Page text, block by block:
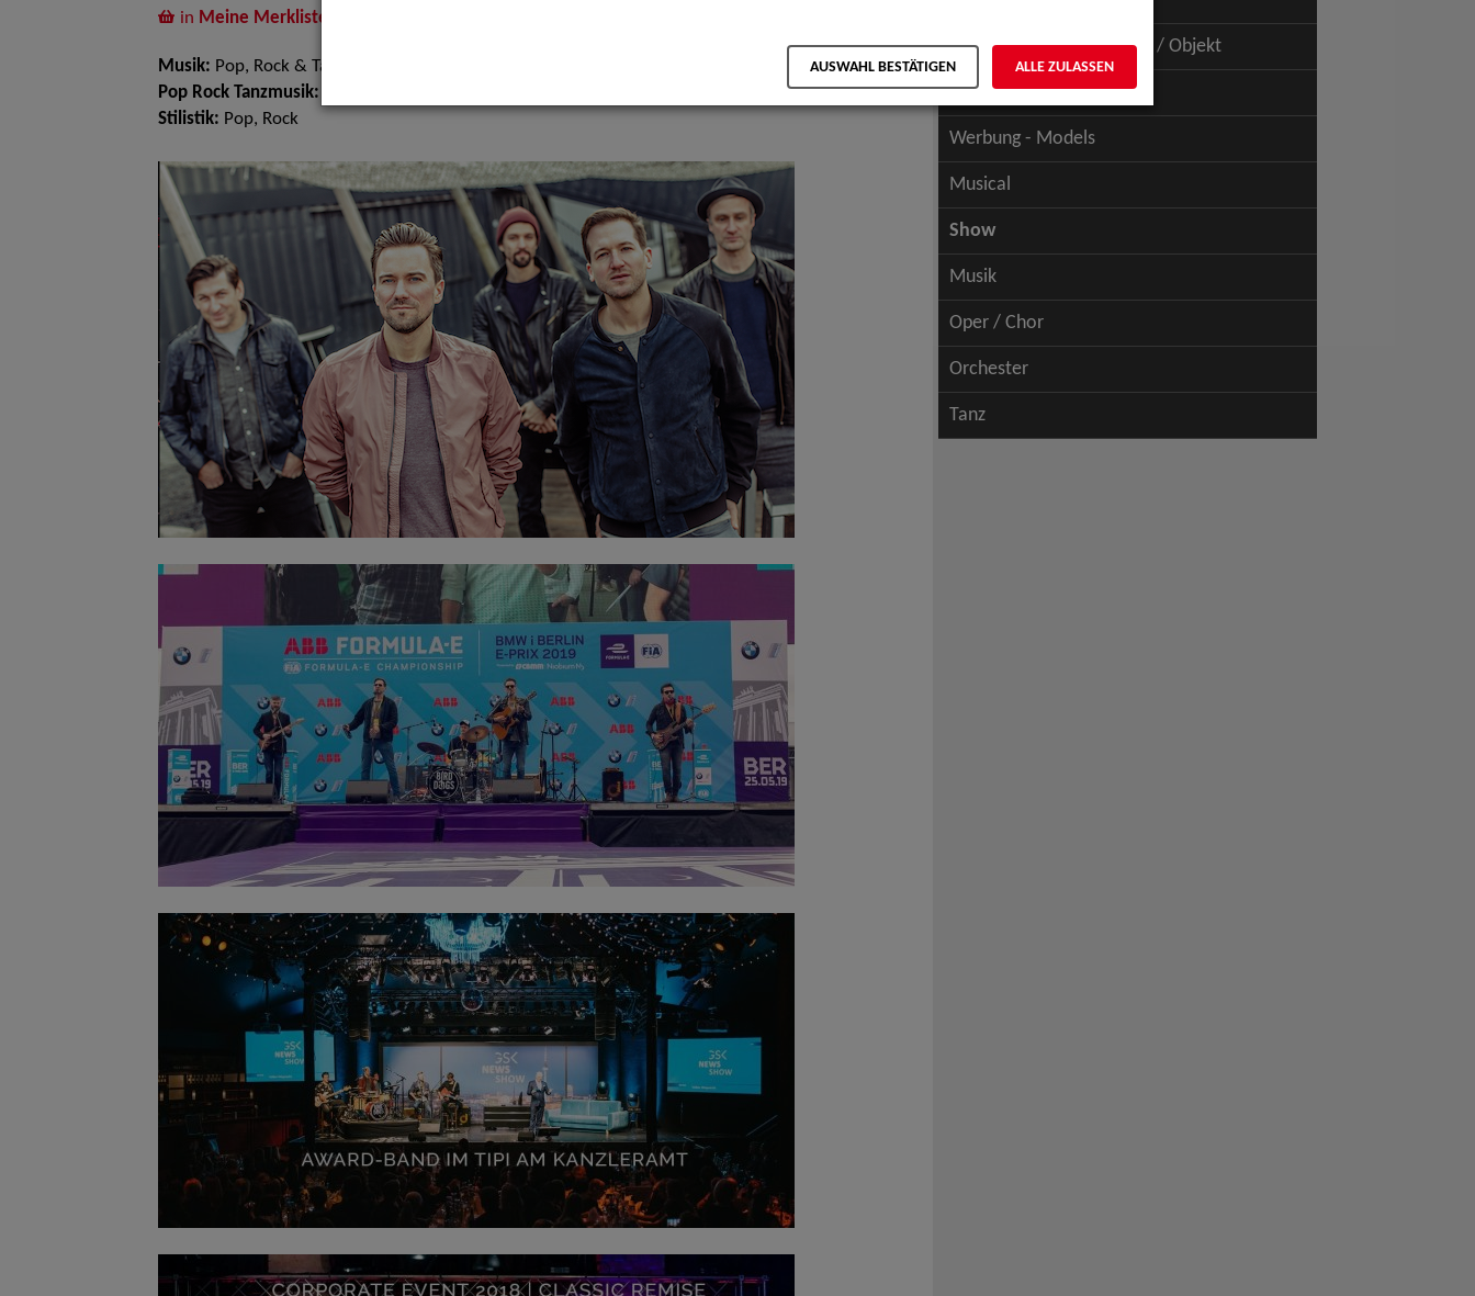
in Meine Merkliste
Musik: Pop, Rock & Tanzmusik
Pop Rock Tanzmusik:
Stilistik: Pop, Rock
Schauspiel - Figur / Puppe / Objekt
Werbung - Talents
Werbung - Models
Musical
Show
Musik
Oper / Chor
Orchester
Tanz
AUSWAHL BESTÄTIGEN ALLE ZULASSEN